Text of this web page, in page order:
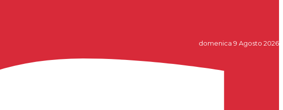
domenica 9 Agosto 2026